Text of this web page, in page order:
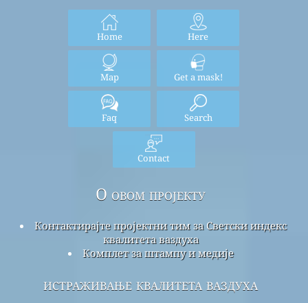
Home Here
Map Get a mask!
Faq Search
Contact
О овом пројекту
Контактирајте пројектни тим за Светски индекс
квалитета ваздуха
Комплет за штампу и медије
истраживање квалитета ваздуха